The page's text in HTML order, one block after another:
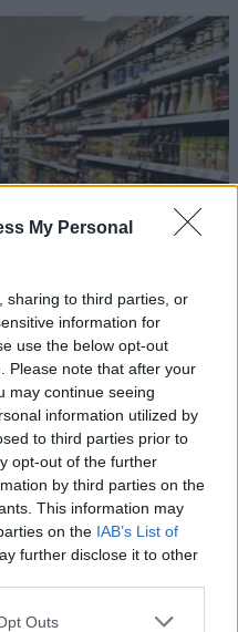
My Personal
sharing to third parties, or
information for
use the below opt-out
Please note that after your
may continue seeing
information utilized by
to third parties prior to
opt-out of the further
by third parties on the
This information may
on the IAB’s List of
further disclose it to other
Outs